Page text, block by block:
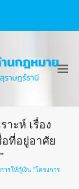
าะห์ เรื่อง
อที่อยู่อาศัย
รให้กู้เงิน “โครงการ